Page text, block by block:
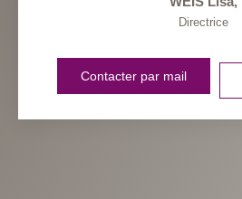
Directrice
Contacter par mail